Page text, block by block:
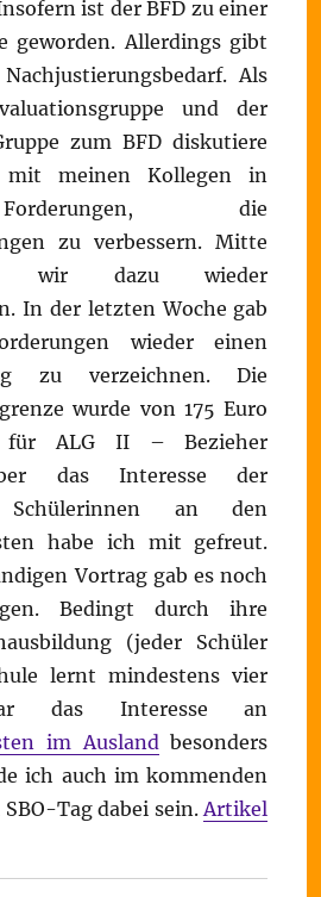
ist der BFD zu einer
geworden. Allerdings gibt
Als
und der
zum BFD diskutiere
mit meinen Kollegen in
die
zu verbessern. Mitte
wir dazu wieder
In der letzten Woche gab
wieder einen
zu verzeichnen. Die
wurde von 175 Euro
ALG II – Bezieher
das Interesse der
Schülerinnen an den
habe ich mit gefreut.
Vortrag gab es noch
Bedingt durch ihre
(jeder Schüler
lernt mindestens vier
das Interesse an
im Auslandbesonders
ich auch im kommenden
Tag dabei sein.Artikel